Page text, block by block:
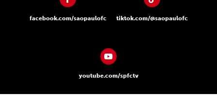
facebook.com/saopaulofc tiktok.com/@saopaulofc
youtube.com/spfctv